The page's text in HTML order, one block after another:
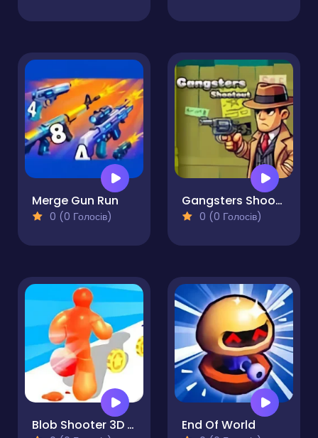
Merge Gun Run
0 (0 Голосів)
Gangsters Shootout
0 (0 Голосів)
Blob Shooter 3D Assassin Hit End Of World